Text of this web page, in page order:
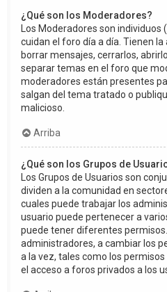
¿Qué son los Moderadores?
Los Moderadores son individuos
cuidan el foro día a día. Tienen
borrar mensajes, cerrarlos,
separar temas en el foro que
moderadores están presentes
salgan del tema tratado o
malicioso.
Arriba
¿Qué son los Grupos de
Los Grupos de Usuarios son
dividen a la comunidad en
cuales puede trabajar los
usuario puede pertenecer a
puede tener diferentes
administradores, a cambiar los
a la vez, tales como los
el acceso a foros privados a los